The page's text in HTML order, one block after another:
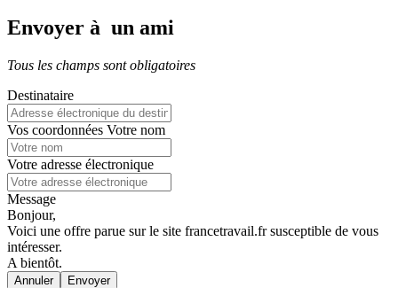
Envoyer à un ami
Tous les champs sont obligatoires
Destinataire
Vos coordonnées Votre nom
Votre adresse électronique
Message
Bonjour,
Voici une offre parue sur le site francetravail.fr susceptible de vous
intéresser.
A bientôt.
Annuler